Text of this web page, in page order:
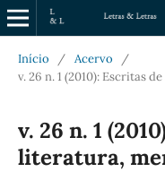
Início / Acervo
/
v. 26 n. 1 (2010): Escritas
v. 26 n. 1
literatura,